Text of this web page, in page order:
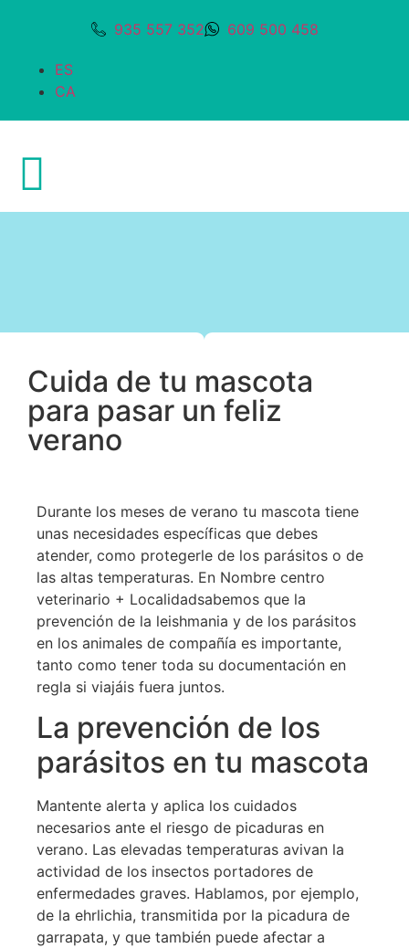
ES
CA
935 557 352 609 500 458
Cuida de tu mascota
para pasar un feliz
verano
Durante los meses de verano tu mascota tiene
unas necesidades específicas que debes
atender, como protegerle de los parásitos o de
las altas temperaturas. En Nombre centro
veterinario + Localidadsabemos que la
prevención de la leishmania y de los parásitos
en los animales de compañía es importante,
tanto como tener toda su documentación en
regla si viajáis fuera juntos.
La prevención de los
parásitos en tu mascota
Mantente alerta y aplica los cuidados
necesarios ante el riesgo de picaduras en
verano. Las elevadas temperaturas avivan la
actividad de los insectos portadores de
enfermedades graves. Hablamos, por ejemplo,
de la ehrlichia, transmitida por la picadura de
garrapata, y que también puede afectar a